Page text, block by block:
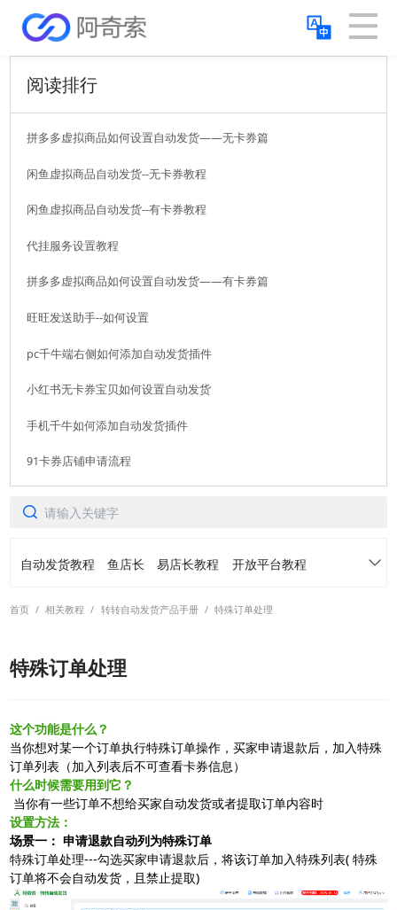
软件使用咨询
阅读排行
拼多多虚拟商品如何设置自动发货——无卡券篇
闲鱼虚拟商品自动发货--无卡券教程
闲鱼虚拟商品自动发货--有卡券教程
代挂服务设置教程
拼多多虚拟商品如何设置自动发货——有卡券篇
旺旺发送助手--如何设置
pc千牛端右侧如何添加自动发货插件
小红书无卡券宝贝如何设置自动发货
手机千牛如何添加自动发货插件
91卡券店铺申请流程
自动发货教程 鱼店长 易店长教程 开放平台教程
91卡券仓库 转转免费领 常见问题
各平台常用功能案例介绍
转转自动发货产品手册 螃蟹自动发货产品手册
阿奇索商品铺货
首页 / 相关教程 / 转转自动发货产品手册 / 特殊订单处理
特殊订单处理
这个功能是什么？
当你想对某一个订单执行特殊订单操作，买家申请退款后，加入特殊
订单列表（加入列表后不可查看卡券信息）
什么时候需要用到它？
当你有一些订单不想给买家自动发货或者提取订单内容时
设置方法：
场景一： 申请退款自动列为特殊订单
特殊订单处理---勾选买家申请退款后，将该订单加入特殊列表( 特殊
订单将不会自动发货，且禁止提取)